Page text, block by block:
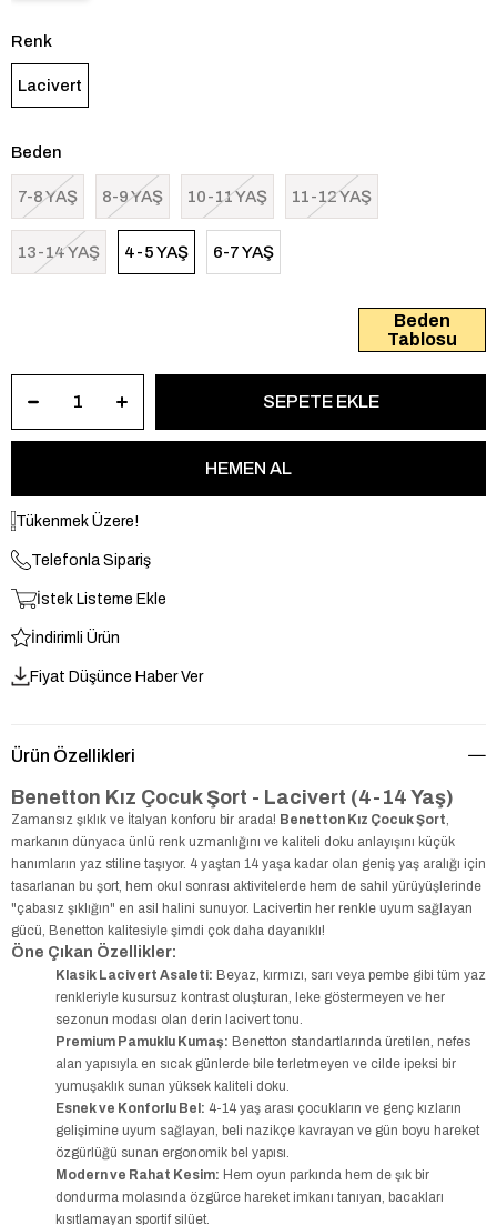
Renk
Lacivert
Beden
7-8 YAŞ 8-9 YAŞ 10-11 YAŞ 11-12 YAŞ
13-14 YAŞ 4-5 YAŞ 6-7 YAŞ
Beden
Tablosu
Tükenmek Üzere!
Telefonla Sipariş
İstek Listeme Ekle
İndirimli Ürün
Fiyat Düşünce Haber Ver
Ürün Özellikleri
Benetton Kız Çocuk Şort - Lacivert (4-14 Yaş)
Zamansız şıklık ve İtalyan konforu bir arada! Benetton Kız Çocuk Şort
markanın dünyaca ünlü renk uzmanlığını ve kaliteli doku anlayışını küçük
hanımların yaz stiline taşıyor. 4 yaştan 14 yaşa kadar olan geniş yaş aralığı için
tasarlanan bu şort, hem okul sonrası aktivitelerde hem de sahil yürüyüşlerinde
"çabasız şıklığın" en asil halini sunuyor. Lacivertin her renkle uyum sağlayan
gücü, Benetton kalitesiyle şimdi çok daha dayanıklı!
Öne Çıkan Özellikler:
Klasik Lacivert Asaleti: Beyaz, kırmızı, sarı veya pembe gibi tüm yaz
renkleriyle kusursuz kontrast oluşturan, leke göstermeyen ve her
sezonun modası olan derin lacivert tonu.
Premium Pamuklu Kumaş: Benetton standartlarında üretilen, nefes
alan yapısıyla en sıcak günlerde bile terletmeyen ve cilde ipeksi bir
yumuşaklık sunan yüksek kaliteli doku.
Esnek ve Konforlu Bel: 4-14 yaş arası çocukların ve genç kızların
gelişimine uyum sağlayan, beli nazikçe kavrayan ve gün boyu hareket
özgürlüğü sunan ergonomik bel yapısı.
Modern ve Rahat Kesim: Hem oyun parkında hem de şık bir
dondurma molasında özgürce hareket imkanı tanıyan, bacakları
kısıtlamayan sportif silüet.